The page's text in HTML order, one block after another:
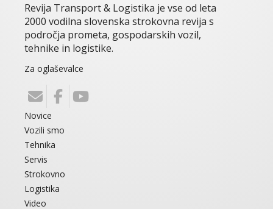
Revija Transport & Logistika je vse od leta
2000 vodilna slovenska strokovna revija s
področja prometa, gospodarskih vozil,
tehnike in logistike.
Za oglaševalce
Novice
Vozili smo
Tehnika
Servis
Strokovno
Logistika
Video